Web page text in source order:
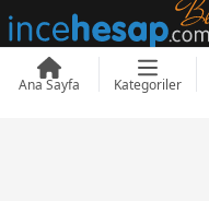
Ana Sayfa Kategoriler